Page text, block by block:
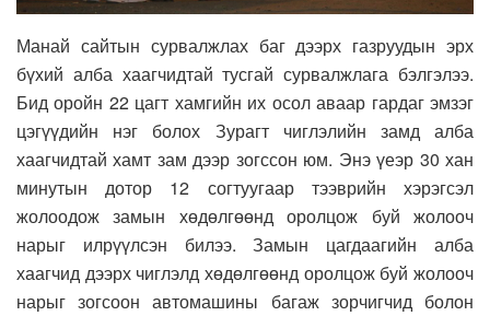
Манай сайтын сурвалжлах баг дээрх газруудын эрх
бүхий алба хаагчидтай тусгай сурвалжлага бэлгэлээ.
Бид оройн 22 цагт хамгийн их осол аваар гардаг эмзэг
цэгүүдийн нэг болох Зурагт чиглэлийн замд алба
хаагчидтай хамт зам дээр зогссон юм. Энэ үеэр 30 хан
минутын дотор 12 согтуугаар тээврийн хэрэгсэл
жолоодож замын хөдөлгөөнд оролцож буй жолооч
нарыг илрүүлсэн билээ. Замын цагдаагийн алба
хаагчид дээрх чиглэлд хөдөлгөөнд оролцож буй жолооч
нарыг зогсоон автомашины багаж зорчигчид болон